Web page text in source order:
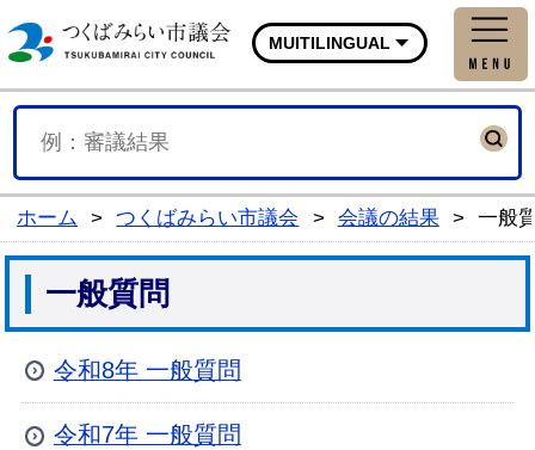
つくばみらい市議会公式
MUITILINGUAL
ホーム > つくばみらい市議会 > 会議の結果 > 一般
一般質問
令和8年 一般質問
令和7年 一般質問